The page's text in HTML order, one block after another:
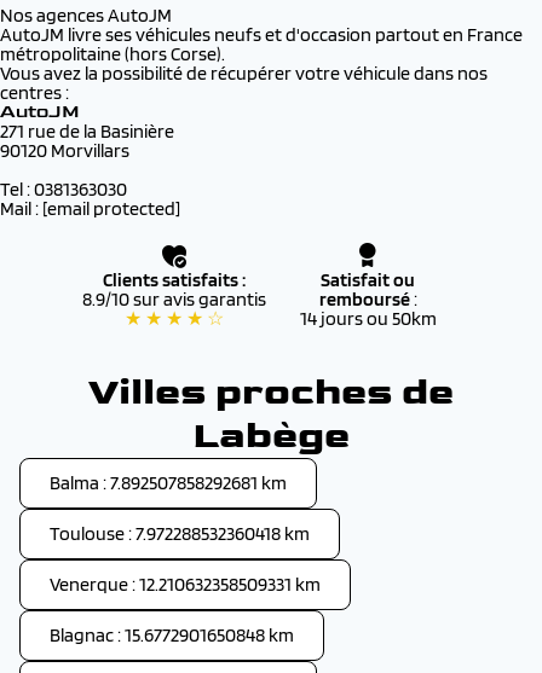
Nos agences AutoJM
AutoJM livre ses véhicules neufs et d'occasion partout en France
métropolitaine (hors Corse).
Vous avez la possibilité de récupérer votre véhicule dans nos
centres :
AutoJM
271 rue de la Basinière
90120 Morvillars
Tel : 0381363030
Mail : [email protected]
Clients satisfaits :
8.9/10 sur avis garantis
★ ★ ★ ★ ☆
Satisfait ou
remboursé:
14 jours ou 50km
Villes proches de
Labège
Balma : 7.892507858292681 km
Toulouse : 7.972288532360418 km
Venerque : 12.210632358509331 km
Blagnac : 15.6772901650848 km